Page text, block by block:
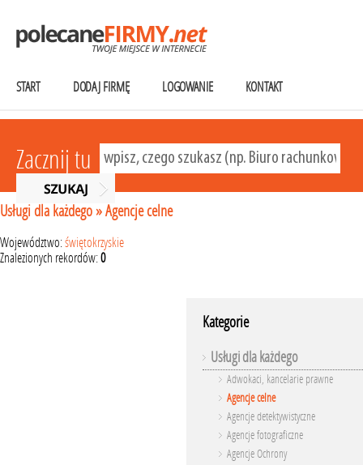
START DODAJ FIRMĘ LOGOWANIE KONTAKT
Zacznij tu
Usługi dla każdego»Agencje celne
Województwo:świętokrzyskie
Znalezionych rekordów:0
Kategorie
Usługi dla każdego
Adwokaci, kancelarie prawne
Agencje celne
Agencje detektywistyczne
Agencje fotograficzne
Agencje Ochrony